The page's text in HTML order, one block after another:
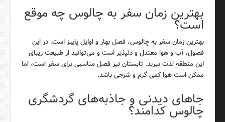
بهترین زمان سفر به چالوس چه موقع
است؟
بهترین زمان سفر به چالوس، فصل بهار و اوایل پاییز است. در این
فصول، آب و هوا معتدل و دلپذیر است و می‌توانید از طبیعت زیبای
این منطقه لذت ببرید. تابستان نیز فصل مناسبی برای سفر است، اما
ممکن است هوا کمی گرم و شرجی باشد.
جاهای دیدنی و جاذبه‌های گردشگری
چالوس کدامند؟